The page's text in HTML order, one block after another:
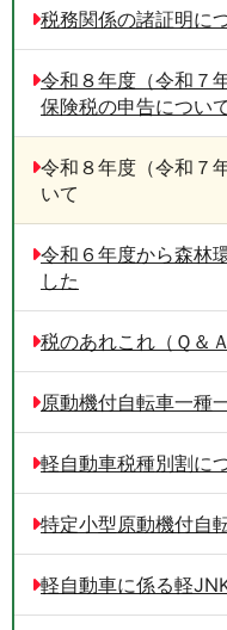
税務関係の諸証明に
令和８年度（令和７
保険税の申告につい
令和８年度（令和７
いて
令和６年度から森林
した
税のあれこれ（Ｑ＆Ａ
原動機付自転車一種
軽自動車税種別割に
特定小型原動機付自
軽自動車に係る軽